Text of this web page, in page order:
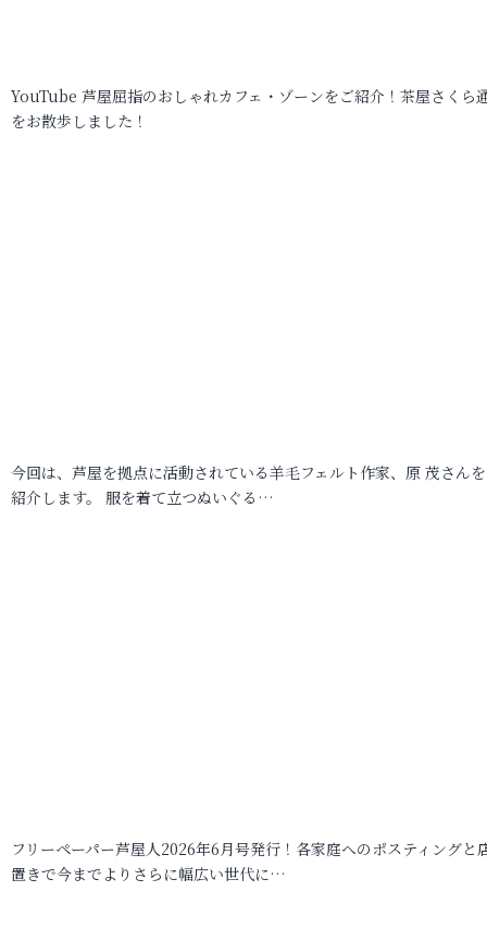
YouTube 芦屋屈指のおしゃれカフェ・ゾーンをご紹介！茶屋さくら
をお散歩しました！
今回は、芦屋を拠点に活動されている羊毛フェルト作家、原 茂さん
紹介します。 服を着て立つぬいぐる…
フリーペーパー芦屋人2026年6月号発行！各家庭へのポスティングと
置きで今までよりさらに幅広い世代に…